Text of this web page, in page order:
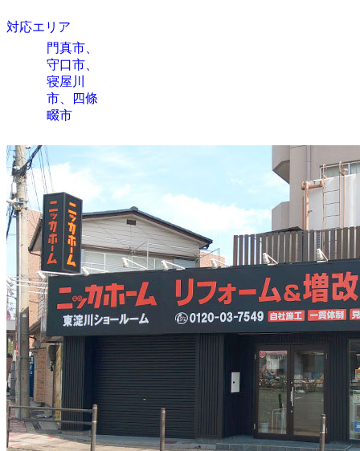
対応エリア
門真市、
守口市、
寝屋川
市、四條
畷市